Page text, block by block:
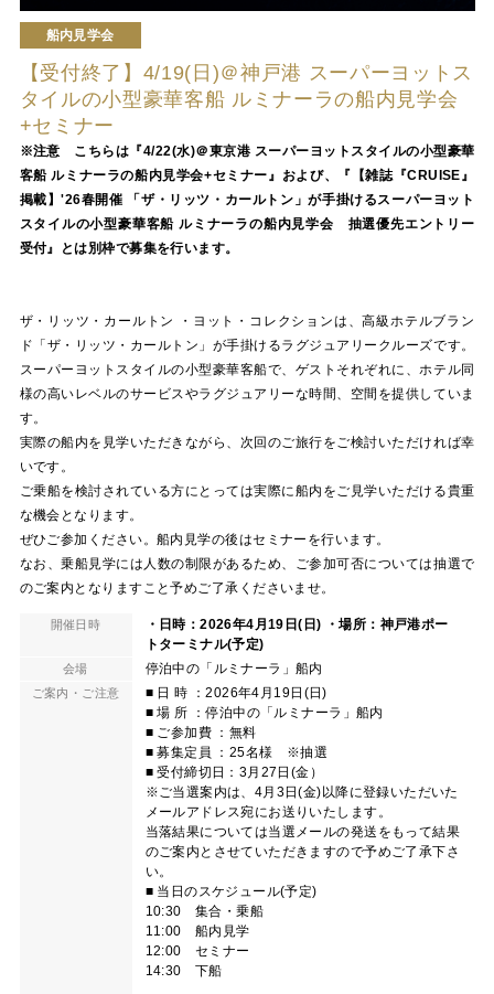
船内見学会
【受付終了】4/19(日)＠神戸港 スーパーヨットス
タイルの小型豪華客船 ルミナーラの船内見学会
+セミナー
※注意 こちらは『4/22(水)＠東京港 スーパーヨットスタイルの小型豪華
客船 ルミナーラの船内見学会+セミナー』および、『【雑誌『CRUISE』
掲載】'26春開催 「ザ・リッツ・カールトン」が手掛けるスーパーヨット
スタイルの小型豪華客船 ルミナーラの船内見学会 抽選優先エントリー
受付』とは別枠で募集を行います。
ザ・リッツ・カールトン ・ヨット・コレクションは、高級ホテルブラン
ド「ザ・リッツ・カールトン」が手掛けるラグジュアリークルーズです。
スーパーヨットスタイルの小型豪華客船で、ゲストそれぞれに、ホテル同
様の高いレベルのサービスやラグジュアリーな時間、空間を提供していま
す。
実際の船内を見学いただきながら、次回のご旅行をご検討いただければ幸
いです。
ご乗船を検討されている方にとっては実際に船内をご見学いただける貴重
な機会となります。
ぜひご参加ください。船内見学の後はセミナーを行います。
なお、乗船見学には人数の制限があるため、ご参加可否については抽選で
のご案内となりますこと予めご了承くださいませ。
開催日時
・日時：2026年4月19日(日) ・場所：神戸港ポー
トターミナル(予定)
会場 停泊中の「ルミナーラ」船内
ご案内・ご注意
■ 日 時 ：2026年4月19日(日)
■ 場 所 ：停泊中の「ルミナーラ」船内
■ ご参加費 ：無料
■ 募集定員 ：25名様 ※抽選
■ 受付締切日：3月27日(金）
※ご当選案内は、4月3日(金)以降に登録いただいた
メールアドレス宛にお送りいたします。
当落結果については当選メールの発送をもって結果
のご案内とさせていただきますので予めご了承下さ
い。
■ 当日のスケジュール(予定)
10:30 集合・乗船
11:00 船内見学
12:00 セミナー
14:30 下船